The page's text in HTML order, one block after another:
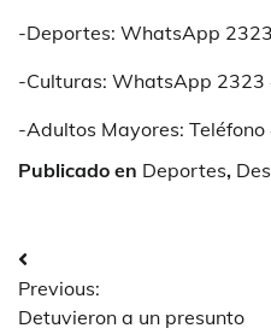
-Deportes: WhatsApp
-Culturas: WhatsApp
-Adultos Mayores:
Publicado en Deportes,
Navegación
de
Previous:
Detuvieron a un presunto